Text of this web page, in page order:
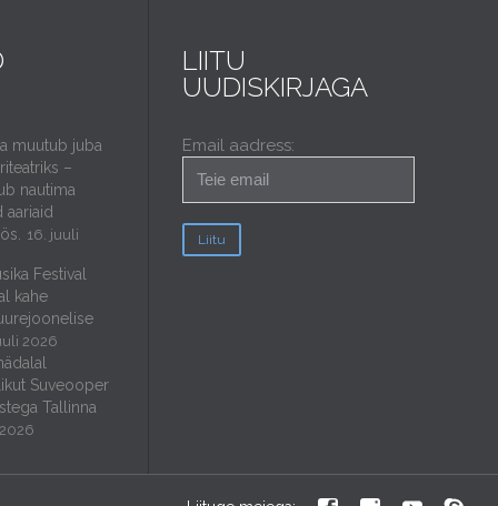
muutub juba
–
nautima
aariaid
16. juuli
Festival
kahe
2026
Suveooper
Tallinna
LIITU
UUDISKIRJAGA
Email aadress: